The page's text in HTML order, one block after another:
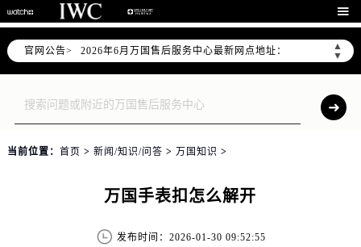

官网公告>
▲
▼
2026年6月万国上海市售后服务网络优化升级公告
2026年6月上海市万国官方售后客户服务热线：400-992-7093
2026年6月万国售后服务中心最新网点地址：
上海市徐汇区虹桥路3号港汇中心写字楼2座37层3705室（需提前预约）
当前位置： 首页 > 新闻/知识/问答 > 万国知识 >
万国手表扣怎么解开
发布时间：2026-01-30 09:52:55